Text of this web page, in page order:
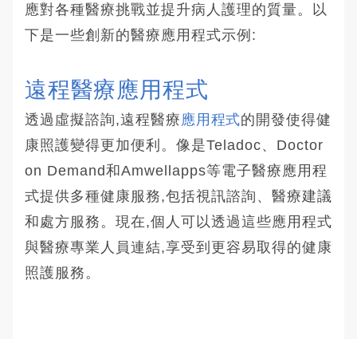
應對各種醫療挑戰並提升病人護理的質量。以
下是一些創新的醫療應用程式示例:
遠程醫療應用程式
透過虛擬諮詢,遠程醫療 應用程式的開發使得健
康照護變得更加便利。像是Teladoc、Doctor
on Demand和Amwellapps等電子醫療應用程
式提供多種健康服務,包括視訊諮詢、醫療建議
和處方服務。現在,個人可以透過這些應用程式
與醫療專業人員連結,享受到更容易取得的健康
照護服務。